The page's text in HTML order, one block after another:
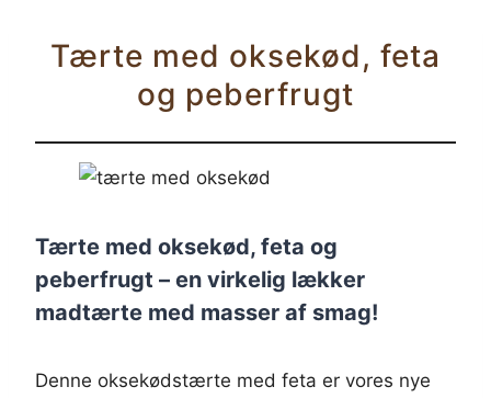
Tærte med oksekød, feta
og peberfrugt
Tærte med oksekød, feta og
peberfrugt – en virkelig lækker
madtærte med masser af smag!
Denne oksekødstærte med feta er vores nye